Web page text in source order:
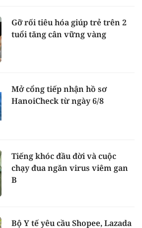
Gỡ rối tiêu hóa giúp trẻ trên 2
tuổi tăng cân vững vàng
Mở cổng tiếp nhận hồ sơ
HanoiCheck từ ngày 6/8
Tiếng khóc đầu đời và cuộc
chạy đua ngăn virus viêm gan
B
Bộ Y tế yêu cầu Shopee, Lazada